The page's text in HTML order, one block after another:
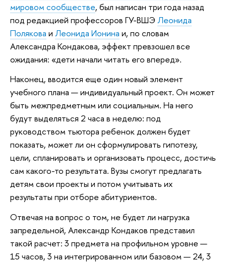
мировом сообществе, был написан три года назад
под редакцией профессоров ГУ-ВШЭ Леонида
Полякова и Леонида Ионина и, по словам
Александра Кондакова, эффект превзошел все
ожидания: «дети начали читать его вперед».
Наконец, вводится еще один новый элемент
учебного плана — индивидуальный проект. Он может
быть межпредметным или социальным. На него
будут выделяться 2 часа в неделю: под
руководством тьютора ребенок должен будет
показать, может ли он сформулировать гипотезу,
цели, спланировать и организовать процесс, достичь
сам какого-то результата. Вузы смогут предлагать
детям свои проекты и потом учитывать их
результаты при отборе абитуриентов.
Отвечая на вопрос о том, не будет ли нагрузка
запредельной, Александр Кондаков представил
такой расчет: 3 предмета на профильном уровне —
15 часов, 3 на интегрированном или базовом — 24, 3